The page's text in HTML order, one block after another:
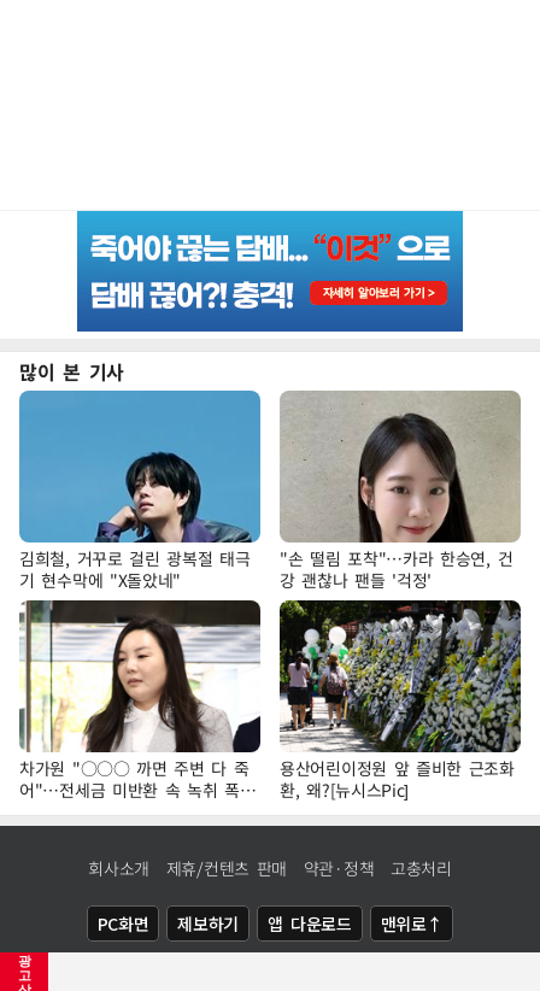
광
고
많이 본 기사
김희철, 거꾸로 걸린 광복절 태극
기 현수막에 "X돌았네"
"손 떨림 포착"…카라 한승연, 건
강 괜찮나 팬들 '걱정'
차가원 "○○○ 까면 주변 다 죽
어"…전세금 미반환 속 녹취 폭로
파장
용산어린이정원 앞 즐비한 근조화
환, 왜?[뉴시스Pic]
회사소개 제휴/컨텐츠 판매 약관·정책 고충처리
PC화면 제보하기 앱 다운로드 맨위로↑